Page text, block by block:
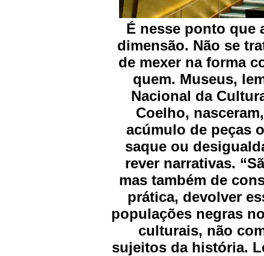
É nesse ponto que
dimensão. Não se
de mexer na forma
quem. Museus,
Nacional da
Coelho,
acúmulo de peças
saque ou
rever narrativas.
mas também de
prática, devolver
populações negras
culturais, não
sujeitos da história.